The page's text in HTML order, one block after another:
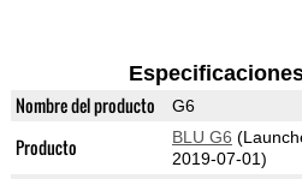
Nombre del producto G6
Producto BLU G6
2019-07-01)